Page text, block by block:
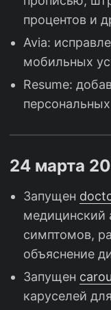
процентов и
Avia:
мобильных
Resume:
24 марта
Запущен
медицинский
симптомов,
объяснение
Запущен
каруселей